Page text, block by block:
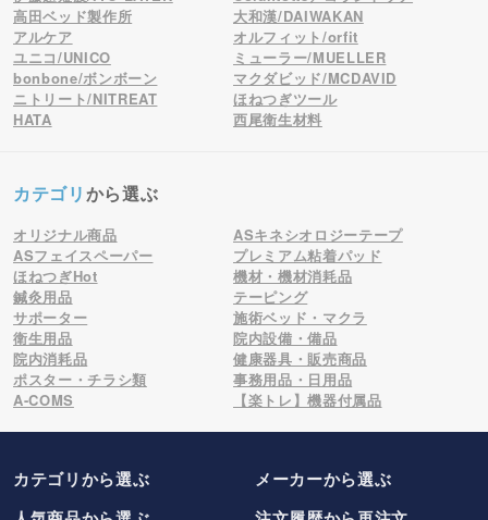
高田ベッド製作所
大和漢/DAIWAKAN
アルケア
オルフィット/orfit
ユニコ/UNICO
ミューラー/MUELLER
bonbone/ボンボーン
マクダビッド/MCDAVID
ニトリート/NITREAT
ほねつぎツール
HATA
西尾衛生材料
カテゴリから選ぶ
オリジナル商品
ASキネシオロジーテープ
ASフェイスペーパー
プレミアム粘着パッド
ほねつぎHot
機材・機材消耗品
鍼灸用品
テーピング
サポーター
施術ベッド・マクラ
衛生用品
院内設備・備品
院内消耗品
健康器具・販売商品
ポスター・チラシ類
事務用品・日用品
A-COMS
【楽トレ】機器付属品
カテゴリから選ぶ メーカーから選ぶ